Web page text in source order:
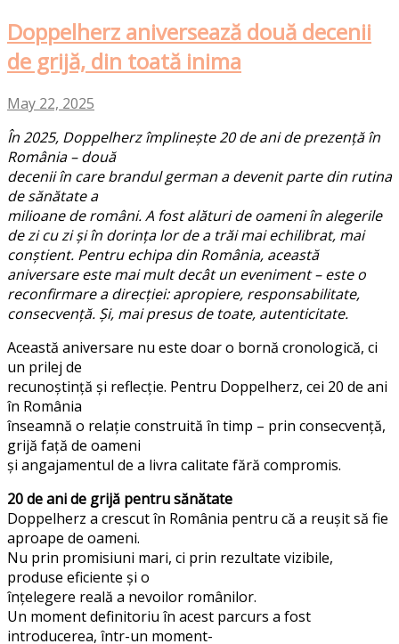
Doppelherz aniversează două decenii
de grijă, din toată inima
May 22, 2025
În 2025, Doppelherz împlinește 20 de ani de prezență în
România – două
decenii în care brandul german a devenit parte din rutina
de sănătate a
milioane de români. A fost alături de oameni în alegerile
de zi cu zi și în dorința lor de a trăi mai echilibrat, mai
conștient. Pentru echipa din România, această
aniversare este mai mult decât un eveniment – este o
reconfirmare a direcției: apropiere, responsabilitate,
consecvență. Și, mai presus de toate, autenticitate.
Această aniversare nu este doar o bornă cronologică, ci
un prilej de
recunoștință și reflecție. Pentru Doppelherz, cei 20 de ani
în România
înseamnă o relație construită în timp – prin consecvență,
grijă față de oameni
și angajamentul de a livra calitate fără compromis.
20 de ani de grijă pentru sănătate
Doppelherz a crescut în România pentru că a reușit să fie
aproape de oameni.
Nu prin promisiuni mari, ci prin rezultate vizibile,
produse eficiente și o
înțelegere reală a nevoilor românilor.
Un moment definitoriu în acest parcurs a fost
introducerea, într-un moment-